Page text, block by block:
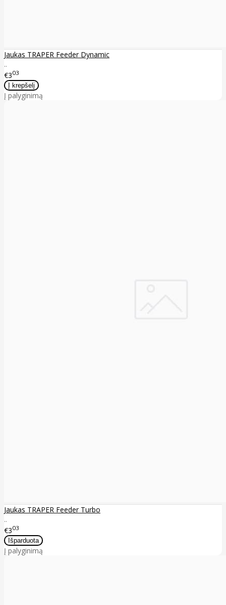
Jaukas TRAPER Feeder Dynamic
..
€303
Į palyginimą
Jaukas TRAPER Feeder Turbo
..
€303
Į palyginimą